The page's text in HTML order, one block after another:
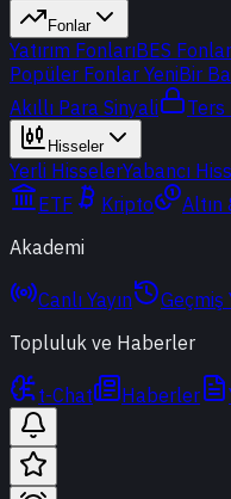
Fonlar
Yatırım FonlarıBES
Popüler Fonlar YeniBir
Akıllı Para Sinyali
Ters
Hisseler
Yerli HisselerYabancı
ETF
Kripto Altın
Akademi
Canlı Yayın Geçmiş
Topluluk ve Haberler
t-Chat Haberler